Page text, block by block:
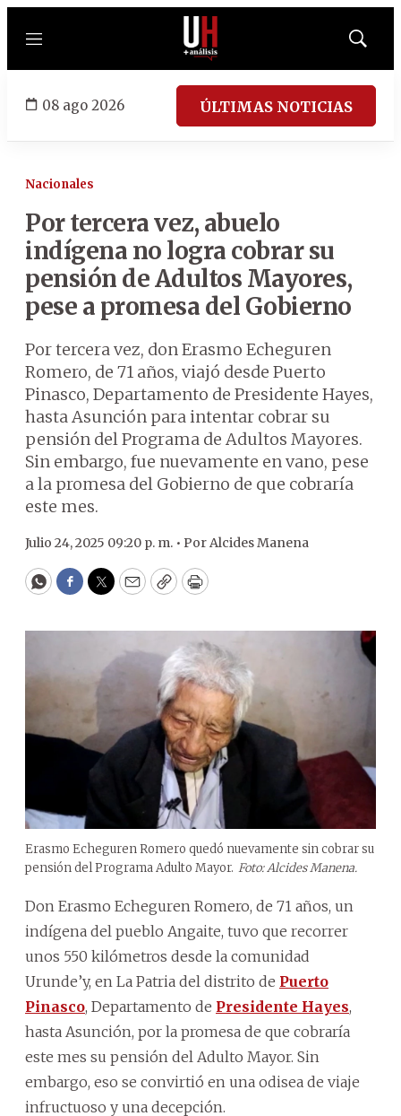
Menú
Mostrar
08 ago 2026 ÚLTIMAS NOTICIAS
Nacionales
Por tercera vez, abuelo
indígena no logra cobrar su
pensión de Adultos Mayores,
pese a promesa del Gobierno
Por tercera vez, don Erasmo Echeguren
Romero, de 71 años, viajó desde Puerto
Pinasco, Departamento de Presidente Hayes,
hasta Asunción para intentar cobrar su
pensión del Programa de Adultos Mayores.
Sin embargo, fue nuevamente en vano, pese
a la promesa del Gobierno de que cobraría
este mes.
Julio 24, 2025 09:20 p. m. • PorAlcides Manena
WhatsApp
Facebook
Twitter
EmailCopyPrint
Erasmo Echeguren Romero quedó nuevamente sin cobrar su
pensión del Programa Adulto Mayor. Foto: Alcides Manena.
Don Erasmo Echeguren Romero, de 71 años, un
indígena del pueblo Angaite, tuvo que recorrer
unos 550 kilómetros desde la comunidad
Urunde’y, en La Patria del distrito de Puerto
Pinasco, Departamento de Presidente Hayes,
hasta Asunción, por la promesa de que cobraría
este mes su pensión del Adulto Mayor. Sin
embargo, eso se convirtió en una odisea de viaje
infructuoso y una decepción.